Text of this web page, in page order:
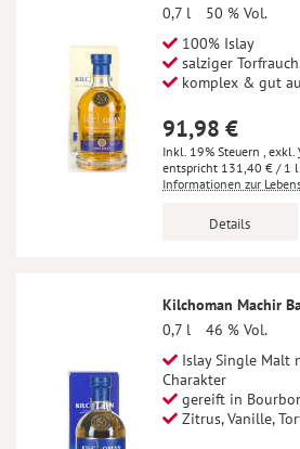
0,7 l
50 % Vol.
100% Islay
salziger
komplex & gut
91,98 €
Inkl. 19% Steuern , exkl.
131,40 € / 1 l
Informationen zur
Details
Kilchoman Machir
0,7 l
46 % Vol.
Islay Single Malt
Charakter
gereift in
Zitrus, Vanille,